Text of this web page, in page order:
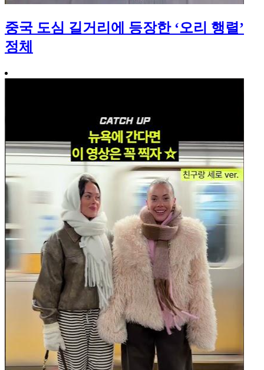
중국 도심 길거리에 등장한 ‘오리 행렬’
정체